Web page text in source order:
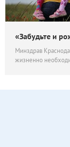
«Забудьте и
Минздрав
жизненно